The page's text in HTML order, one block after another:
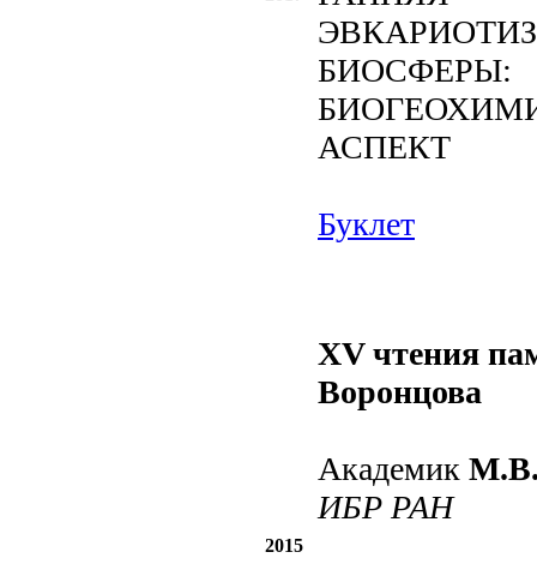
БИОСФЕРЫ:
АСПЕКТ
Буклет
2015
XV чтения
Воронцова
Академик
ИБР РАН